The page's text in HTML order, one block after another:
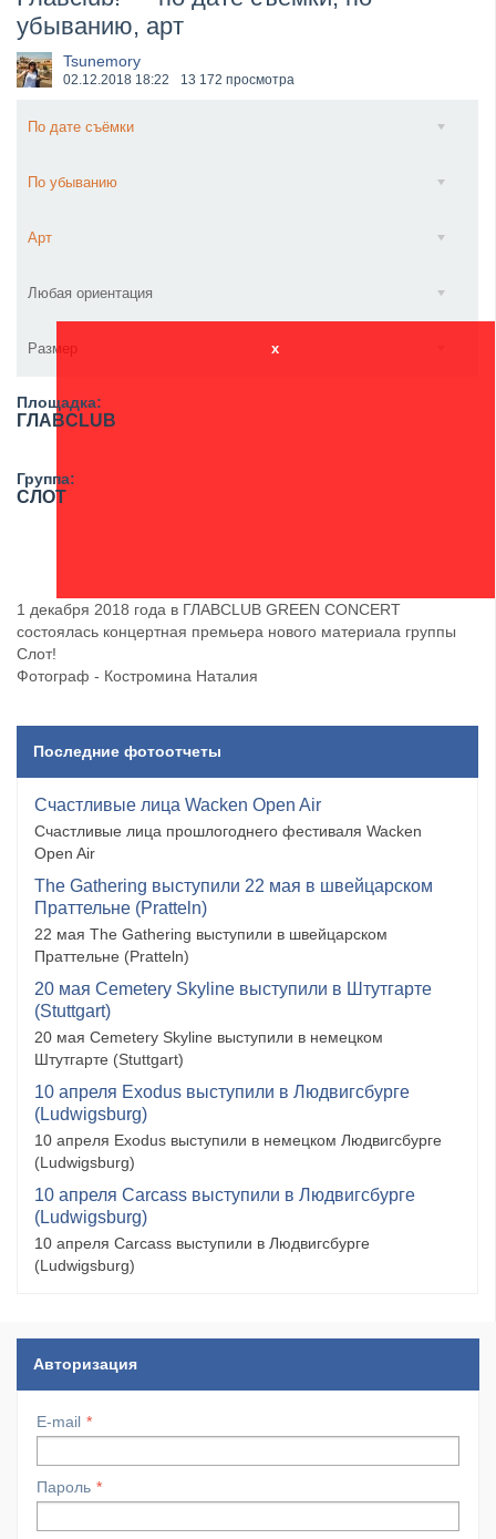
​Anthrax выпустили новый сингл и клип «Everybod...
убыванию, арт
Tsunemory
02.12.2018 18:22 13 172 просмотра
По дате съёмки
По убыванию
Арт
Любая ориентация
Размер x
Площадка:
ГЛАВCLUB
Группа:
СЛОТ
1 декабря 2018 года в ГЛАВCLUB GREEN CONCERT
состоялась концертная премьера нового материала группы
Слот!
Фотограф - Костромина Наталия
Последние фотоотчеты
Счастливые лица Wacken Open Air
Счастливые лица прошлогоднего фестиваля Wacken
Open Air
The Gathering выступили 22 мая в швейцарском
Праттельне (Pratteln)
22 мая The Gathering выступили в швейцарском
Праттельне (Pratteln)
20 мая Cemetery Skyline выступили в Штутгарте
(Stuttgart)
20 мая Cemetery Skyline выступили в немецком
Штутгарте (Stuttgart)
10 апреля Exodus выступили в Людвигсбурге
(Ludwigsburg)
10 апреля Exodus выступили в немецком Людвигсбурге
(Ludwigsburg)
10 апреля Carcass выступили в Людвигсбурге
(Ludwigsburg)
10 апреля Carcass выступили в Людвигсбурге
(Ludwigsburg)
Авторизация
E-mail
Пароль